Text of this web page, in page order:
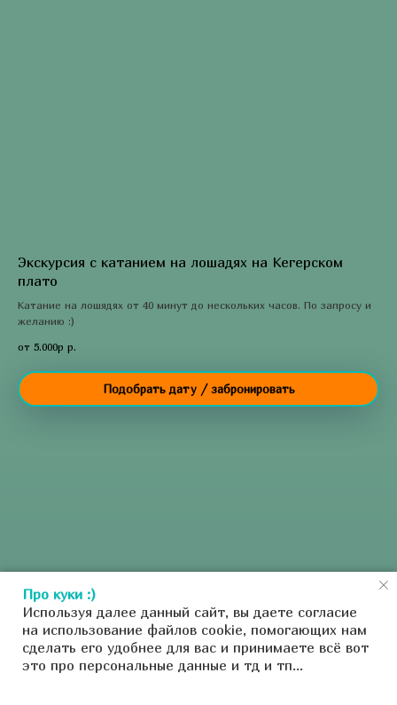
Экскурсия с катанием на лошадях на Кегерском
плато
Катание на лошядях от 40 минут до нескольких часов. По запросу и
желанию :)
от 5.000р р.
Подобрать дату / забронировать
Про куки :)
Используя далее данный сайт, вы даете согласие
на использование файлов cookie, помогающих нам
сделать его удобнее для вас и принимаете всё вот
это про персональные данные и тд и тп...